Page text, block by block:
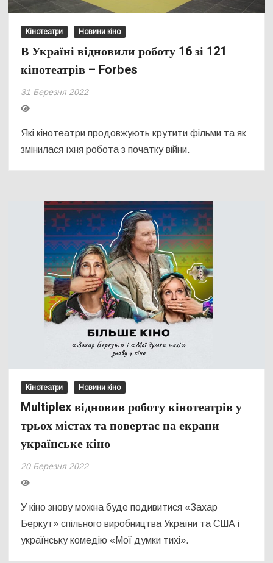
Кінотеатри Новини кіно
В Україні відновили роботу 16 зі 121
кінотеатрів – Forbes
31 Березня 2022
Які кінотеатри продовжують крутити фільми та як
змінилася їхня робота з початку війни.
Кінотеатри Новини кіно
Multiplex відновив роботу кінотеатрів у
трьох містах та повертає на екрани
українське кіно
20 Березня 2022
У кіно знову можна буде подивитися «Захар
Беркут» спільного виробництва України та США і
українську комедію «Мої думки тихі».